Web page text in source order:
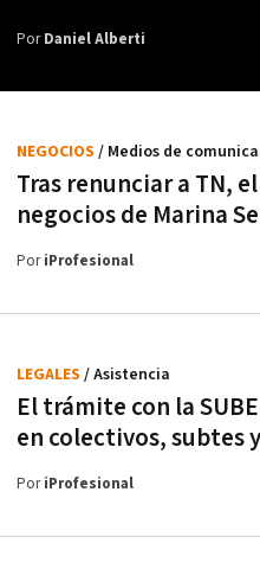
PorDaniel Alberti
Tras renunciar a TN,
negocios de Marina
NEGOCIOS / Medios de
PoriProfesional
El trámite con la
en colectivos, subtes
LEGALES / Asistencia
PoriProfesional